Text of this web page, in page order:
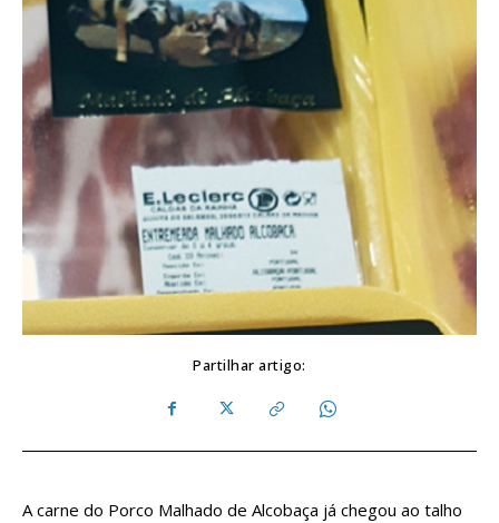
Partilhar artigo:
A carne do Porco Malhado de Alcobaça já chegou ao talho